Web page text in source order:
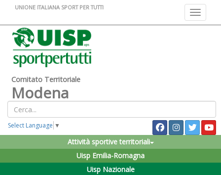
Toggle
UNIONE ITALIANA SPORT PER TUTTI
Comitato Territoriale
Modena
Select Language ▼
Attività sportive territoriali
Uisp Emilia-Romagna
Uisp Nazionale